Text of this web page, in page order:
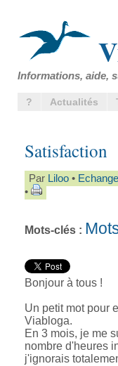
Informations, aide,
? Actualités
Satisfaction
Par Liloo •
•
Mots-clés :
Bonjour à tous !
Un petit mot pour
Viabloga.
En 3 mois, je me
nombre d'heures
j'ignorais